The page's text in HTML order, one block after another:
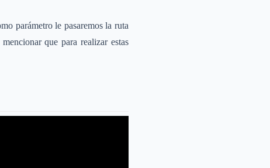
parámetro le pasaremos la ruta
que para realizar estas